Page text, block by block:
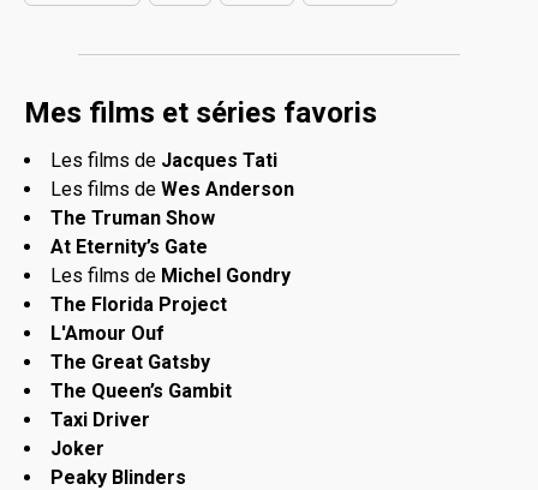
Mes films et séries favoris
Les films de Jacques Tati
Les films de Wes Anderson
The Truman Show
At Eternity’s Gate
Les films de Michel Gondry
The Florida Project
L'Amour Ouf
The Great Gatsby
The Queen’s Gambit
Taxi Driver
Joker
Peaky Blinders